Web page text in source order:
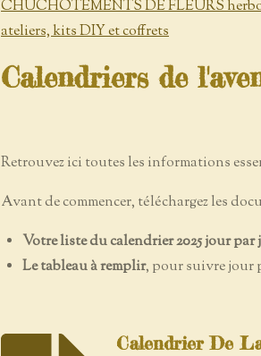
CHUCHOTEMENTS DE FLEURS
ateliers, kits DIY et coffrets
Calendriers de
Retrouvez ici toutes les informations
Avant de commencer, téléchargez les
Votre liste du calendrier 2025 jour par
Le tableau à remplir, pour suivre jour
Calendrier De